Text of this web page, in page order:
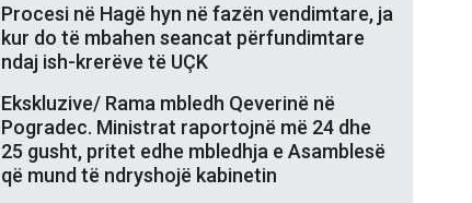
Procesi në Hagë hyn në fazën vendimtare, ja
kur do të mbahen seancat përfundimtare
ndaj ish-krerëve të UÇK
Ekskluzive/ Rama mbledh Qeverinë në
Pogradec. Ministrat raportojnë më 24 dhe
25 gusht, pritet edhe mbledhja e Asamblesë
që mund të ndryshojë kabinetin